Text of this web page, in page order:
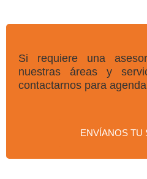
Si requiere una
nuestras áreas y
contactarnos para
ENVÍANOS TU